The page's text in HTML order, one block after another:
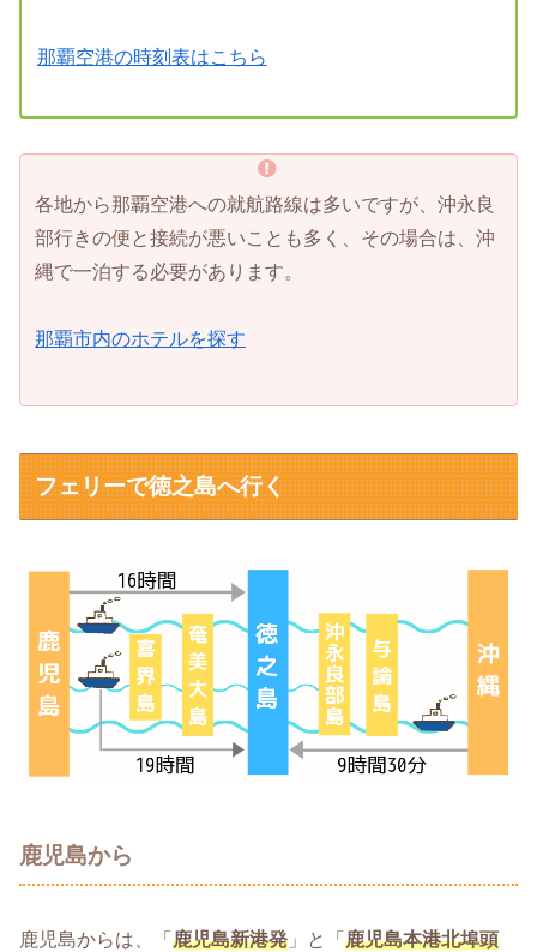
那覇空港の時刻表はこちら
各地から那覇空港への就航路線は多いですが、沖永良
部行きの便と接続が悪いことも多く、その場合は、沖
縄で一泊する必要があります。
那覇市内のホテルを探す
フェリーで徳之島へ行く
鹿児島から
鹿児島からは、「 鹿児島新港発 」と「 鹿児島本港北埠頭